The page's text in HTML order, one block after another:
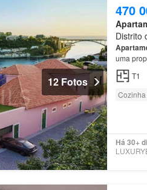
12 Fotos
470
Distrito
uma
T1
Há 30+